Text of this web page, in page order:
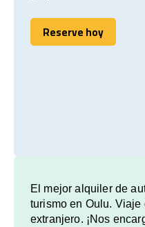
Reserve hoy
Reserve hoy
El mejor alquiler de
turismo en Oulu. Viaje
extranjero. ¡Nos